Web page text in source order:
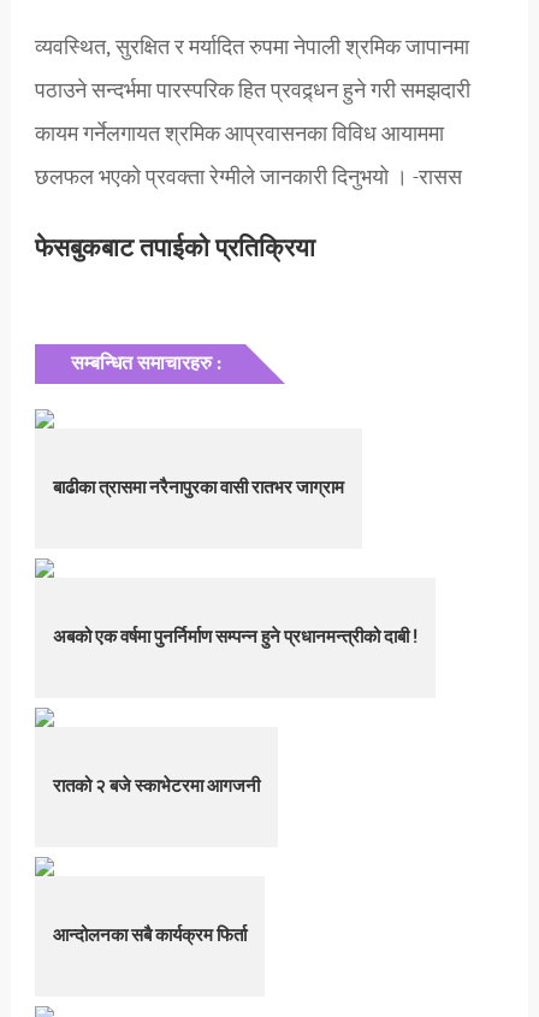
व्यवस्थित, सुरक्षित र मर्यादित रुपमा नेपाली श्रमिक जापानमा
पठाउने सन्दर्भमा पारस्परिक हित प्रवद्र्धन हुने गरी समझदारी
कायम गर्नेलगायत श्रमिक आप्रवासनका विविध आयाममा
छलफल भएको प्रवक्ता रेग्मीले जानकारी दिनुभयो । -रासस
फेसबुकबाट तपाईको प्रतिक्रिया
सम्बन्धित समाचारहरु :
बाढीका त्रासमा नरैनापुरका वासी रातभर जाग्राम
अबको एक वर्षमा पुनर्निर्माण सम्पन्न हुने प्रधानमन्त्रीको दाबी !
रातको २ बजे स्काभेटरमा आगजनी
आन्दोलनका सबै कार्यक्रम फिर्ता